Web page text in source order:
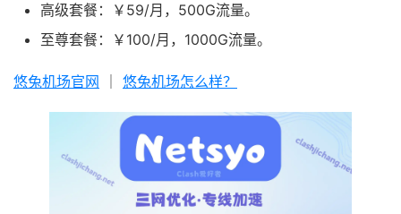
高级套餐：￥59/月，500G流量。
至尊套餐：￥100/月，1000G流量。
悠兔机场官网 悠兔机场怎么样？